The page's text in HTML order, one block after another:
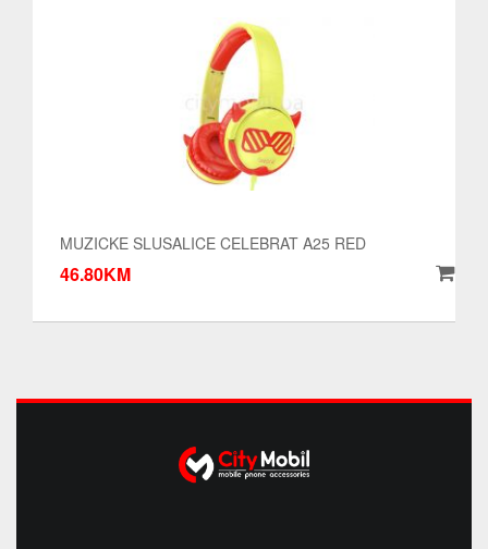
MUZICKE SLUSALICE CELEBRAT A25 RED
46.80KM